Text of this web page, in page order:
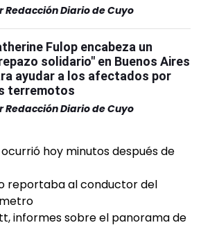
Redacción Diario de Cuyo
Fulop encabeza un
solidario" en Buenos Aires
ayudar a los afectados por
terremotos
Redacción Diario de Cuyo
hoy minutos después de
reportaba al conductor del
informes sobre el panorama de